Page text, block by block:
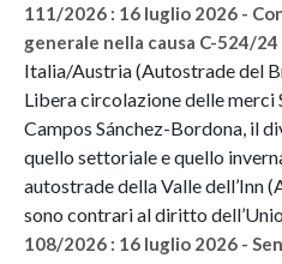
111/2026 : 16 luglio 2026 -
generale nella causa C-524/24
Italia/Austria (Autostrade del
Libera circolazione delle merci
Campos Sánchez-Bordona, il
quello settoriale e quello
autostrade della Valle dell’Inn
sono contrari al diritto
108/2026 : 16 luglio 2026 -